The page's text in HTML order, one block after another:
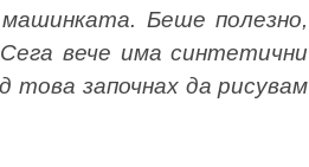
машинката. Беше полезно,
вече има синтетични
това започнах да рисувам